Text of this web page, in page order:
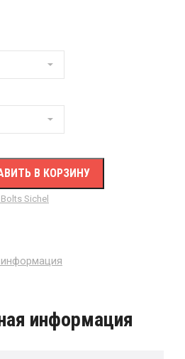
В КОРЗИНУ
Sichel
информация